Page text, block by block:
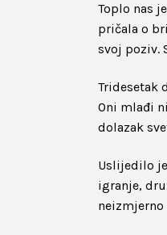
Toplo nas
pričala o
svoj poziv.
Tridesetak
Oni mlađi
dolazak
Uslijedilo
igranje,
neizmjerno